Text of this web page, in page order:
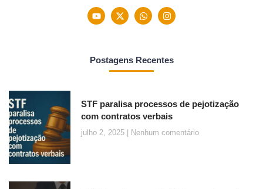
Postagens Recentes
STF paralisa processos de pejotização
com contratos verbais
julho 2, 2025 Nenhum comentário